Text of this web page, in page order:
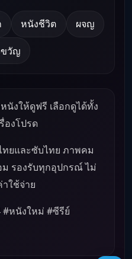
หนังชีวิต ผจญ
ขวัญ
นังให้ดูฟรี เลือกดูได้ทั้ง
องโปรด
ทยและซับไทย ภาพคม
รองรับทุกอุปกรณ์ ไม่
ใช้จ่าย
#หนังใหม่ #ซีรีย์